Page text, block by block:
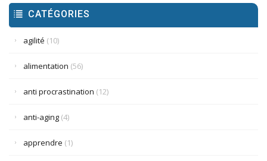
CATÉGORIES
agilité (10)
alimentation (56)
anti procrastination (12)
anti-aging (4)
apprendre (1)